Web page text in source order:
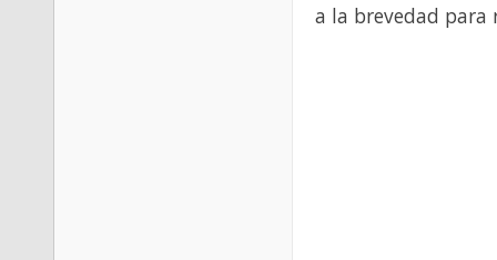
a la brevedad para